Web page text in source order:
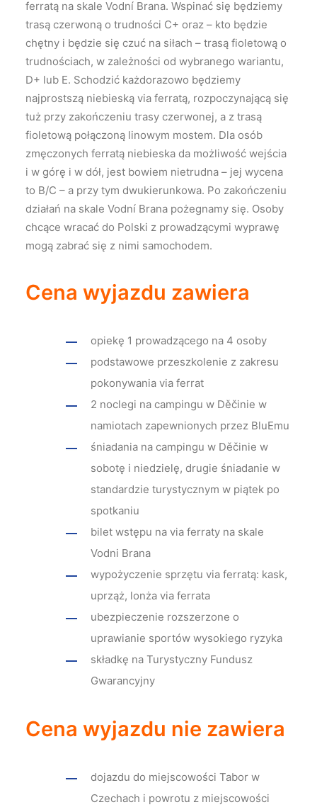
ferratą na skale Vodní Brana. Wspinać się będziemy
trasą czerwoną o trudności C+ oraz – kto będzie
chętny i będzie się czuć na siłach – trasą fioletową o
trudnościach, w zależności od wybranego wariantu,
D+ lub E. Schodzić każdorazowo będziemy
najprostszą niebieską via ferratą, rozpoczynającą się
tuż przy zakończeniu trasy czerwonej, a z trasą
fioletową połączoną linowym mostem. Dla osób
zmęczonych ferratą niebieska da możliwość wejścia
i w górę i w dół, jest bowiem nietrudna – jej wycena
to B/C – a przy tym dwukierunkowa. Po zakończeniu
działań na skale Vodní Brana pożegnamy się. Osoby
chcące wracać do Polski z prowadzącymi wyprawę
mogą zabrać się z nimi samochodem.
Cena wyjazdu zawiera
opiekę 1 prowadzącego na 4 osoby
podstawowe przeszkolenie z zakresu
pokonywania via ferrat
2 noclegi na campingu w Děčinie w
namiotach zapewnionych przez BluEmu
śniadania na campingu w Děčinie w
sobotę i niedzielę, drugie śniadanie w
standardzie turystycznym w piątek po
spotkaniu
bilet wstępu na via ferraty na skale
Vodni Brana
wypożyczenie sprzętu via ferratą: kask,
uprząż, lonża via ferrata
ubezpieczenie rozszerzone o
uprawianie sportów wysokiego ryzyka
składkę na Turystyczny Fundusz
Gwarancyjny
Cena wyjazdu nie zawiera
dojazdu do miejscowości Tabor w
Czechach i powrotu z miejscowości